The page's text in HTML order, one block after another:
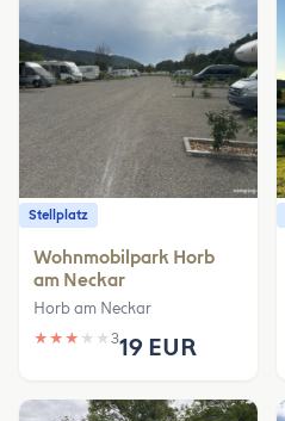
Stellplatz
Wohnmobilpark Horb
am Neckar
Horb am Neckar
★ ★ ★ ★ ★ 319 EUR